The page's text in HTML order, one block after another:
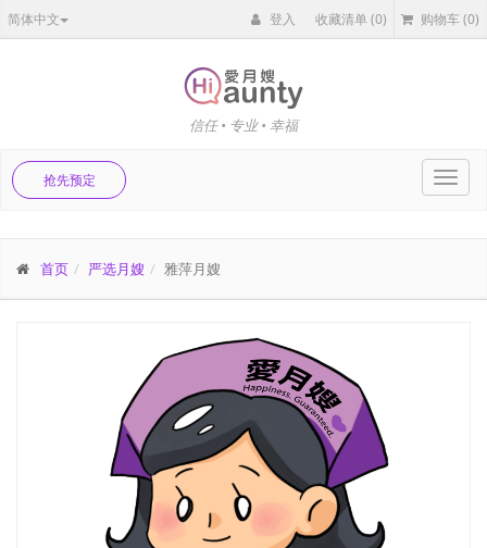
简体中文 登入 收藏清单(0) 购物车(0)
信任 • 专业 • 幸福
抢先预定
首页 严选月嫂 雅萍月嫂